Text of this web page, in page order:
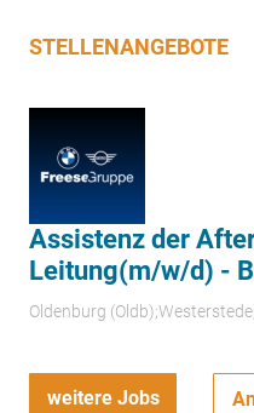
STELLENANGEBOTE
Assistenz der
Leitung(m/w/d) -
Oldenburg
weitere Jobs